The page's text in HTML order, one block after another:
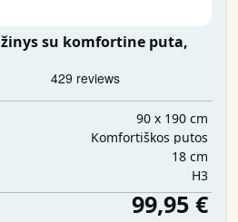
su komfortine puta,
90 x 190 cm
Komfortiškos putos
18 cm
H3
99,95 €